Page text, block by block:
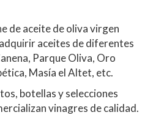
de aceite de oliva virgen
aceites de diferentes
Parque Oliva, Oro
Masía el Altet, etc.
botellas y selecciones
vinagres de calidad.